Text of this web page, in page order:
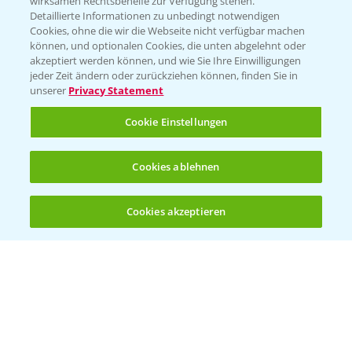
(noch 4)
Beratung auf WhatsApp
T.+49 (0)174 346 564 1
KONTAKT
Hilfe in Notfällen
+49 (0)214/30-20220
Detaillierte Informationen zu unbedingt notwendigen
Cookies, ohne die wir die Webseite nicht verfügbar machen
können, und optionalen Cookies, die unten abgelehnt oder
akzeptiert werden können, und wie Sie Ihre Einwilligungen
jeder Zeit ändern oder zurückziehen können, finden Sie in
unserer Privacy Statement
Cookie Einstellungen
Cookies ablehnen
Cookies akzeptieren